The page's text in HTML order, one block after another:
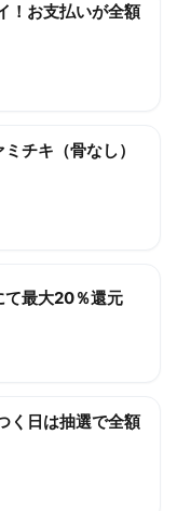
！お支払いが全額
チキ（骨なし）
て最大20％還元
く日は抽選で全額